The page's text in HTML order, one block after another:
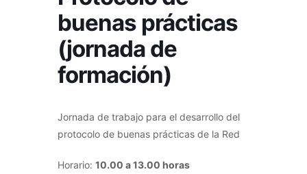
buenas prácticas
(jornada de
formación)
Jornada de trabajo para el desarrollo del
protocolo de buenas prácticas de la Red
Horario: 10.00 a 13.00 horas